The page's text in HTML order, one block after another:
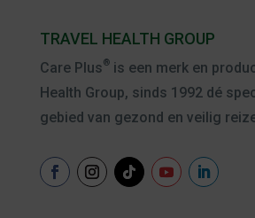
TRAVEL HEALTH GROUP
Care Plus®is een merk en
Health Group, sinds 1992 dé
gebied van gezond en veilig